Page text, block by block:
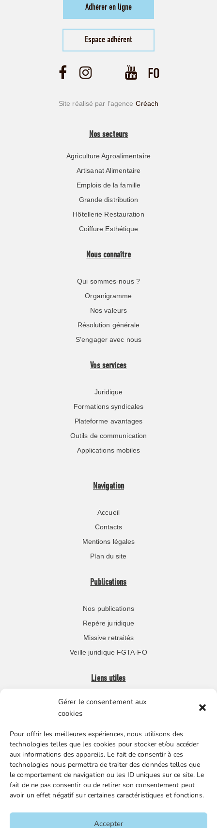
Gérer le consentement aux
cookies
Pour offrir les meilleures expériences, nous utilisons des
technologies telles que les cookies pour stocker et/ou accéder
aux informations des appareils. Le fait de consentir à ces
technologies nous permettra de traiter des données telles que
le comportement de navigation ou les ID uniques sur ce site. Le
fait de ne pas consentir ou de retirer son consentement peut
avoir un effet négatif sur certaines caractéristiques et fonctions.
Accepter
Adhérer en ligne
Espace adhérent
Site réalisé par l’agence Créach
Nos secteurs
Agriculture Agroalimentaire
Artisanat Alimentaire
Emplois de la famille
Grande distribution
Hôtellerie Restauration
Coiffure Esthétique
Nous connaître
Qui sommes-nous ?
Organigramme
Nos valeurs
Résolution générale
S’engager avec nous
Vos services
Juridique
Formations syndicales
Plateforme avantages
Outils de communication
Applications mobiles
Navigation
Accueil
Contacts
Mentions légales
Plan du site
Publications
Nos publications
Repère juridique
Missive retraités
Veille juridique FGTA-FO
Liens utiles
Boutique en ligne
Nos partenaires
Gestion des cookies
FGTA-FO / 15 avenue Victor Hugo – 92170 Vanves / 01 86
Accueil